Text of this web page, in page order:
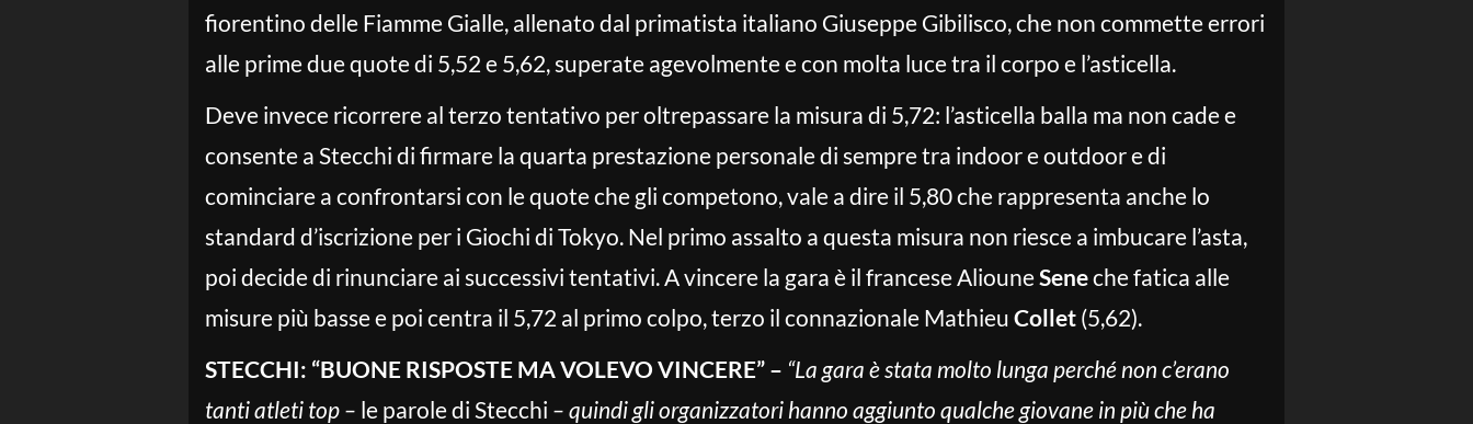
fiorentino delle Fiamme Gialle, allenato dal primatista italiano Giuseppe Gibilisco, che non commette errori
alle prime due quote di 5,52 e 5,62, superate agevolmente e con molta luce tra il corpo e l’asticella.
Deve invece ricorrere al terzo tentativo per oltrepassare la misura di 5,72: l’asticella balla ma non cade e
consente a Stecchi di firmare la quarta prestazione personale di sempre tra indoor e outdoor e di
cominciare a confrontarsi con le quote che gli competono, vale a dire il 5,80 che rappresenta anche lo
standard d’iscrizione per i Giochi di Tokyo. Nel primo assalto a questa misura non riesce a imbucare l’asta,
poi decide di rinunciare ai successivi tentativi. A vincere la gara è il francese AliouneSeneche fatica alle
misure più basse e poi centra il 5,72 al primo colpo, terzo il connazionale Mathieu Collet (5,62).
STECCHI: “BUONE RISPOSTE MA VOLEVO VINCERE” – “La gara è stata molto lunga perché non c’erano
tanti atleti top – le parole di Stecchi – quindi gli organizzatori hanno aggiunto qualche giovane in più che ha